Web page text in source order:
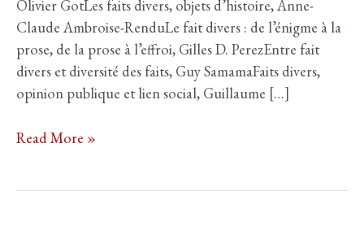
Olivier GotLes faits divers, objets d’histoire, Anne-
Claude Ambroise-RenduLe fait divers : de l’énigme à la
prose, de la prose à l’effroi, Gilles D. PerezEntre fait
divers et diversité des faits, Guy SamamaFaits divers,
opinion publique et lien social, Guillaume […]
N°161
Read More »